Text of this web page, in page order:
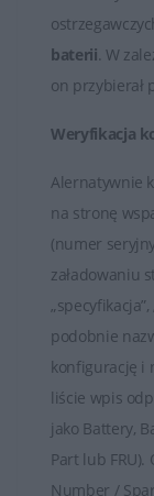
Baterie HP są
mobilność i
przenośnych
odpowiednie
baterii. W
on przybierał
Weryfikacja
Alernatywnie
na stronę
(numer
załadowaniu
podobnie
konfigurację i
liście wpis
jako Battery,
Part lub FRU).
Number /